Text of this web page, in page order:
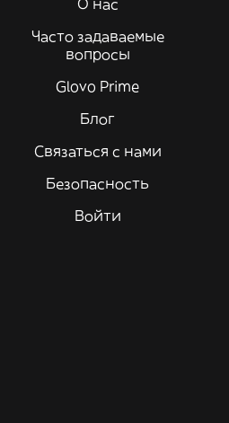
О нас
Часто задаваемые
вопросы
Glovo Prime
Блог
Связаться с нами
Безопасность
Войти